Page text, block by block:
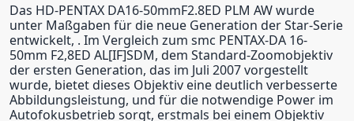
Das HD-PENTAX DA16-50mmF2.8ED PLM AW wurde
unter Maßgaben für die neue Generation der Star-Serie
entwickelt, . Im Vergleich zum smc PENTAX-DA 16-
50mm F2,8ED AL[IF]SDM, dem Standard-Zoomobjektiv
der ersten Generation, das im Juli 2007 vorgestellt
wurde, bietet dieses Objektiv eine deutlich verbesserte
Abbildungsleistung, und für die notwendige Power im
Autofokusbetrieb sorgt, erstmals bei einem Objektiv